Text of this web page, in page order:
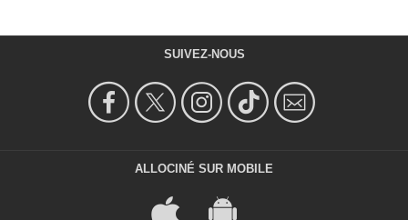
SUIVEZ-NOUS
ALLOCINÉ SUR MOBILE